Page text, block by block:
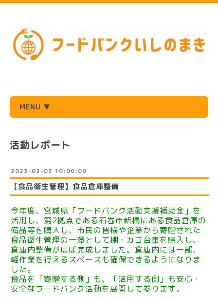
MENU ▼
活動レポート
2023-02-03 10:00:00
【食品衛生管理】食品倉庫整備
今年度、宮城県「フードバンク活動支援補助金」を
活用し、第2拠点である石巻市新橋にある食品倉庫の
備品等を購入し、市民の皆様や企業から寄贈された
食品衛生管理の一環として棚・カゴ台車を購入し、
倉庫内整備がほぼ完成しました。倉庫内には一部、
軽作業を行えるスペースも確保できるようになりま
した。
食品を「寄贈する側」も、「活用する側」も安心・
安全なフードバンク活動を展開して参ります。